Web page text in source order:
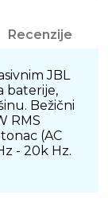
Recenzije
JBL
baterije,
Bežični
RMS
(AC
- 20k Hz.